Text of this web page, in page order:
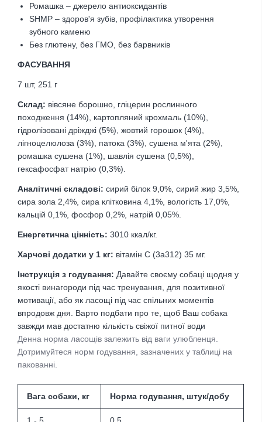
Ромашка – джерело антиоксидантів
SHMP – здоров'я зубів, профілактика утворення
зубного каменю
Без глютену, без ГМО, без барвників
ФАСУВАННЯ
7 шт, 251 г
Склад: вівсяне борошно, гліцерин рослинного
походження (14%), картопляний крохмаль (10%),
гідролізовані дріжджі (5%), жовтий горошок (4%),
лігноцелюлоза (3%), патока (3%), сушена м'ята (2%),
ромашка сушена (1%), шавлія сушена (0,5%),
гексафосфат натрію (0,3%).
Аналітичні складові: сирий білок 9,0%, сирий жир 3,5%,
сира зола 2,4%, сира клітковина 4,1%, вологість 17,0%,
кальцій 0,1%, фосфор 0,2%, натрій 0,05%.
Енергетична цінність: 3010 ккал/кг.
Харчові додатки у 1 кг: вітамін C (3a312) 35 мг.
Інструкція з годування: Давайте своєму собаці щодня у
якості винагороди під час тренування, для позитивної
мотивації, або як ласощі під час спільних моментів
впродовж дня. Варто подбати про те, щоб Ваш собака
завжди мав достатню кількість свіжої питної води
Денна норма ласощів залежить від ваги улюбленця.
Дотримуйтеся норм годування, зазначених у таблиці на
пакованні.
Вага собаки, кг Норма годування, штук/добу
1 - 5 0,5